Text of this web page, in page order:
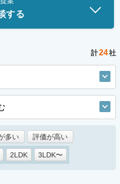
する
計24社
多い 評価が高い
2LDK 3LDK〜